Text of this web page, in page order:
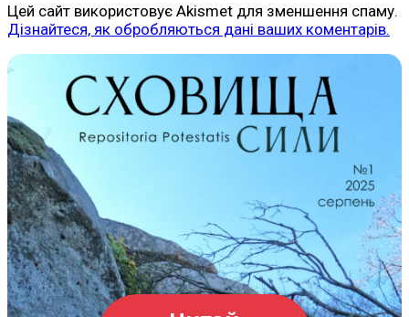
Цей сайт використовує Akismet для зменшення спаму.
Дізнайтеся, як обробляються дані ваших коментарів.